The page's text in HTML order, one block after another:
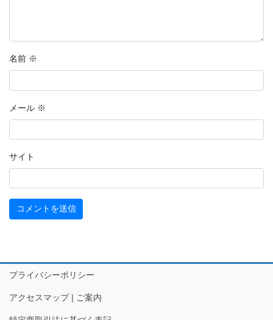
名前 ※
メール ※
サイト
プライバシーポリシー
アクセスマップ | ご案内
珠洲飯田「燈籠山祭り」、穴水「沖波大漁まつり」、珠洲「蛸島キ
リコ祭り」、輪島市「名舟大祭」
を練り歩きます。豪快な宇出津の「あばれ祭り」が特に有名。